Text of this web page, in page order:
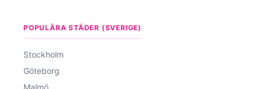
POPULÄRA STÄDER (SVERIGE)
Stockholm
Göteborg
Malmö